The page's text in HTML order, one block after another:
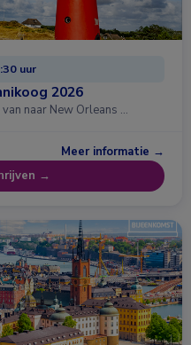
uur
2026
naar New Orleans …
Meer informatie →
→